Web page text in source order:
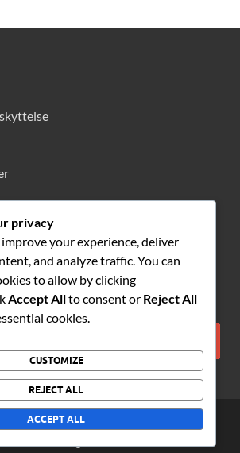
syndicatesofarkon.com
privacy
your experience, deliver
and analyze traffic. You can
to allow by clicking
Accept Allto consent or Reject All
cookies.
CUSTOMIZE
REJECT ALL
ACCEPT ALL